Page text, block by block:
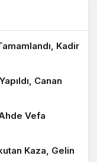
Kadir
Canan
Vefa
Kaza, Gelin